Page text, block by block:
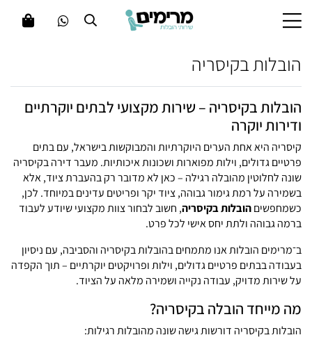
הובלות בקיסריה
הובלות בקיסריה – שירות מקצועי לבתים יוקרתיים
ודירות יוקרה
קיסריה היא אחת הערים היוקרתיות והמבוקשות בישראל, עם בתים
פרטיים גדולים, וילות מפוארות ושכונות איכותיות. מעבר דירה בקיסריה
שונה לחלוטין מהובלה רגילה – כאן לא מדובר רק בהעברת ציוד, אלא
בשמירה על רמת גימור גבוהה, ציוד יקר ופריטים עדינים במיוחד. לכן,
כשמחפשיםהובלות בקיסריה, חשוב לבחור צוות מקצועי שיודע לעבוד
ברמה גבוהה ולתת יחס אישי לכל פרט.
ב־מרימים הובלותאנו מתמחים בהובלות בקיסריה והסביבה, עם ניסיון
בעבודה בבתים פרטיים גדולים, וילות ופרויקטים יוקרתיים – תוך הקפדה
על שירות מדויק, עבודה נקייה ושמירה מלאה על הציוד.
מה מייחד הובלה בקיסריה?
הובלות בקיסריה דורשות גישה שונה מהובלות רגילות: